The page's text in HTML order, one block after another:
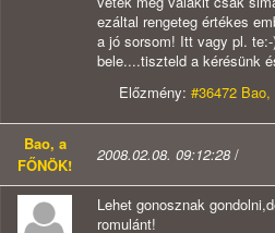
ezáltal rengeteg értékes
a jó sorsom! Itt vagy pl.
bele....tiszteld a kérésünk
Előzmény: #36472
Bao, a
FŐNÖK!
2008.02.08. 09:12:28 /
Lehet gonosznak
romulánt!